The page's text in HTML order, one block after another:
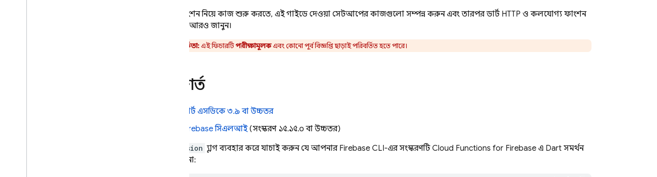
ডার্ট ফাংশন নিয়ে কাজ শুরু করতে, এই গাইডে দেওয়া সেটআপের কাজগুলো সম্পন্ন করুন এবং তারপর ডার্ট HTTP ও কলযোগ্য ফাংশন
সম্পর্কে আরও জানুন।
সতর্কতা:এই ফিচারটিপরীক্ষামূলকএবং কোনো পূর্ব বিজ্ঞপ্তি ছাড়াই পরিবর্তিত হতে পারে।
পূর্বশর্ত
ডার্ট এসডিকে ৩.৯ বা উচ্চতর
Firebaseসিএলআই(সংস্করণ ১৫.১৫.০ বা উচ্চতর)
--version ফ্ল্যাগ ব্যবহার করে যাচাই করুন যে আপনার Firebase CLI-এর সংস্করণটিCloud Functions for Firebase এ Dart সমর্থন
করে কিনা: